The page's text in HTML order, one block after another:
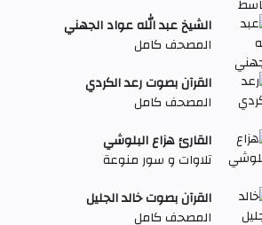
الشيخ عبد الله عواد الجهني
المصحف كامل
القرآن بصوت رعد الكردي
المصحف كامل
القارئ هزاع البلوشي
تلاوات و سور منوعة
القرآن بصوت خالد الجليل
المصحف كامل